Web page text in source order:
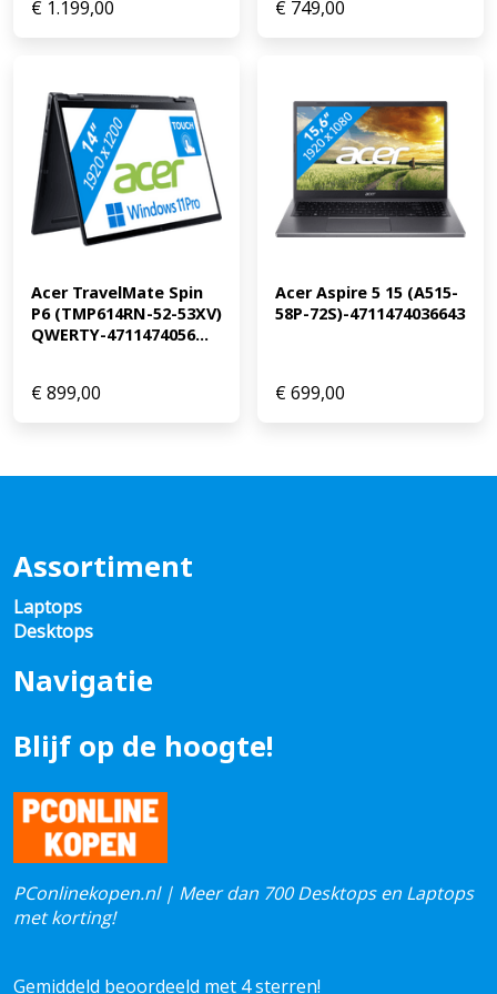
€ 1.199,00 € 749,00
Acer TravelMate Spin
P6 (TMP614RN-52-53XV)
QWERTY-4711474056...
€899,00
Acer Aspire 5 15 (A515-
58P-72S)-4711474036643
€699,00
Assortiment
Laptops
Desktops
Navigatie
Blijf op de hoogte!
PConlinekopen.nl | Meer dan 700 Desktops en Laptops
met korting!
Gemiddeld beoordeeld met 4 sterren!